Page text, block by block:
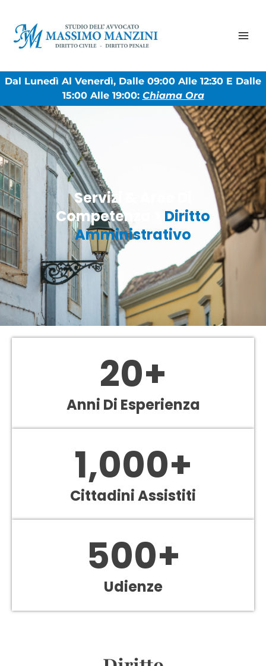
Dal Lunedì Al Venerdì, Dalle 09:00 Alle 12:30 E Dalle
15:00 Alle 19:00: Chiama Ora
Servizi & Aree Di
Competenza > Diritto
Amministrativo
20+
Anni Di Esperienza
1,000+
Cittadini Assistiti
500+
Udienze